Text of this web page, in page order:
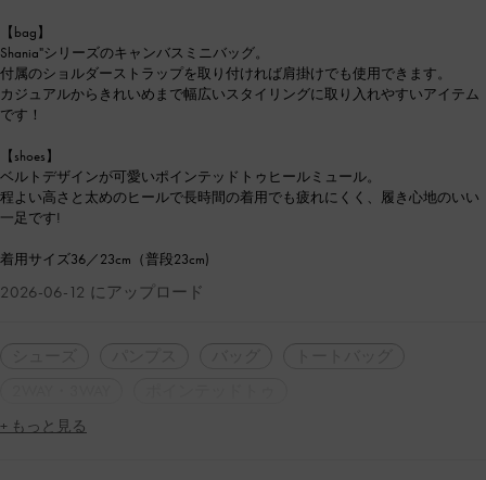
【bag】
Shania"シリーズのキャンバスミニバッグ。
付属のショルダーストラップを取り付ければ肩掛けでも使用できます。
カジュアルからきれいめまで幅広いスタイリングに取り入れやすいアイテム
です！
【shoes】
ベルトデザインが可愛いポインテッドトゥヒールミュール。
程よい高さと太めのヒールで長時間の着用でも疲れにくく、履き心地のいい
一足です!
着用サイズ36／23cm（普段23cm)
2026-06-12 にアップロード
+ もっと見る